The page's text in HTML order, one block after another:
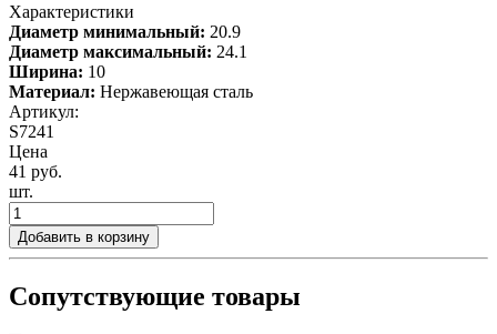
Характеристики
Диаметр минимальный: 20.9
Диаметр максимальный: 24.1
Ширина: 10
Материал: Нержавеющая сталь
Артикул:
S7241
Цена
41 руб.
шт.
Добавить в корзину
Сопутствующие товары